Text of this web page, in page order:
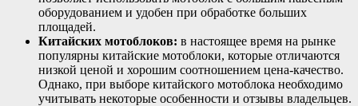
оборудованием и удобен при обработке больших
площадей.
Китайских мотоблоков: в настоящее время на рынке
популярны китайские мотоблоки, которые отличаются
низкой ценой и хорошим соотношением цена-качество.
Однако, при выборе китайского мотоблока необходимо
учитывать некоторые особенности и отзывы владельцев.